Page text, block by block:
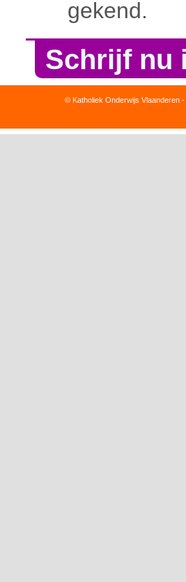
gekend.
Schrijf nu
© Katholiek Onderwijs Vlaanderen